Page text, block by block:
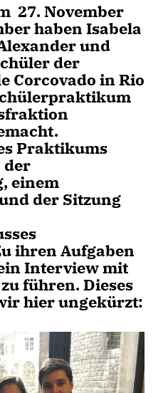
27. November
haben Isabela
und
der
Corcovado in Rio
Praktikums
der
einem
der Sitzung
ihren Aufgaben
Interview mit
führen. Dieses
hier ungekürzt: